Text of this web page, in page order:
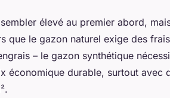
élevé au premier abord,
que le gazon naturel exige des
– le gazon synthétique
économique durable, surtout avec